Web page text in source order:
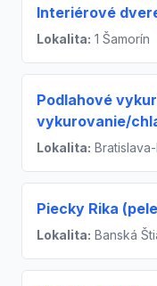
Interiérové
Lokalita: 1 Šamorín
Podlahové
vykurovanie/
Lokalita:
Piecky Rika
Lokalita: Banská